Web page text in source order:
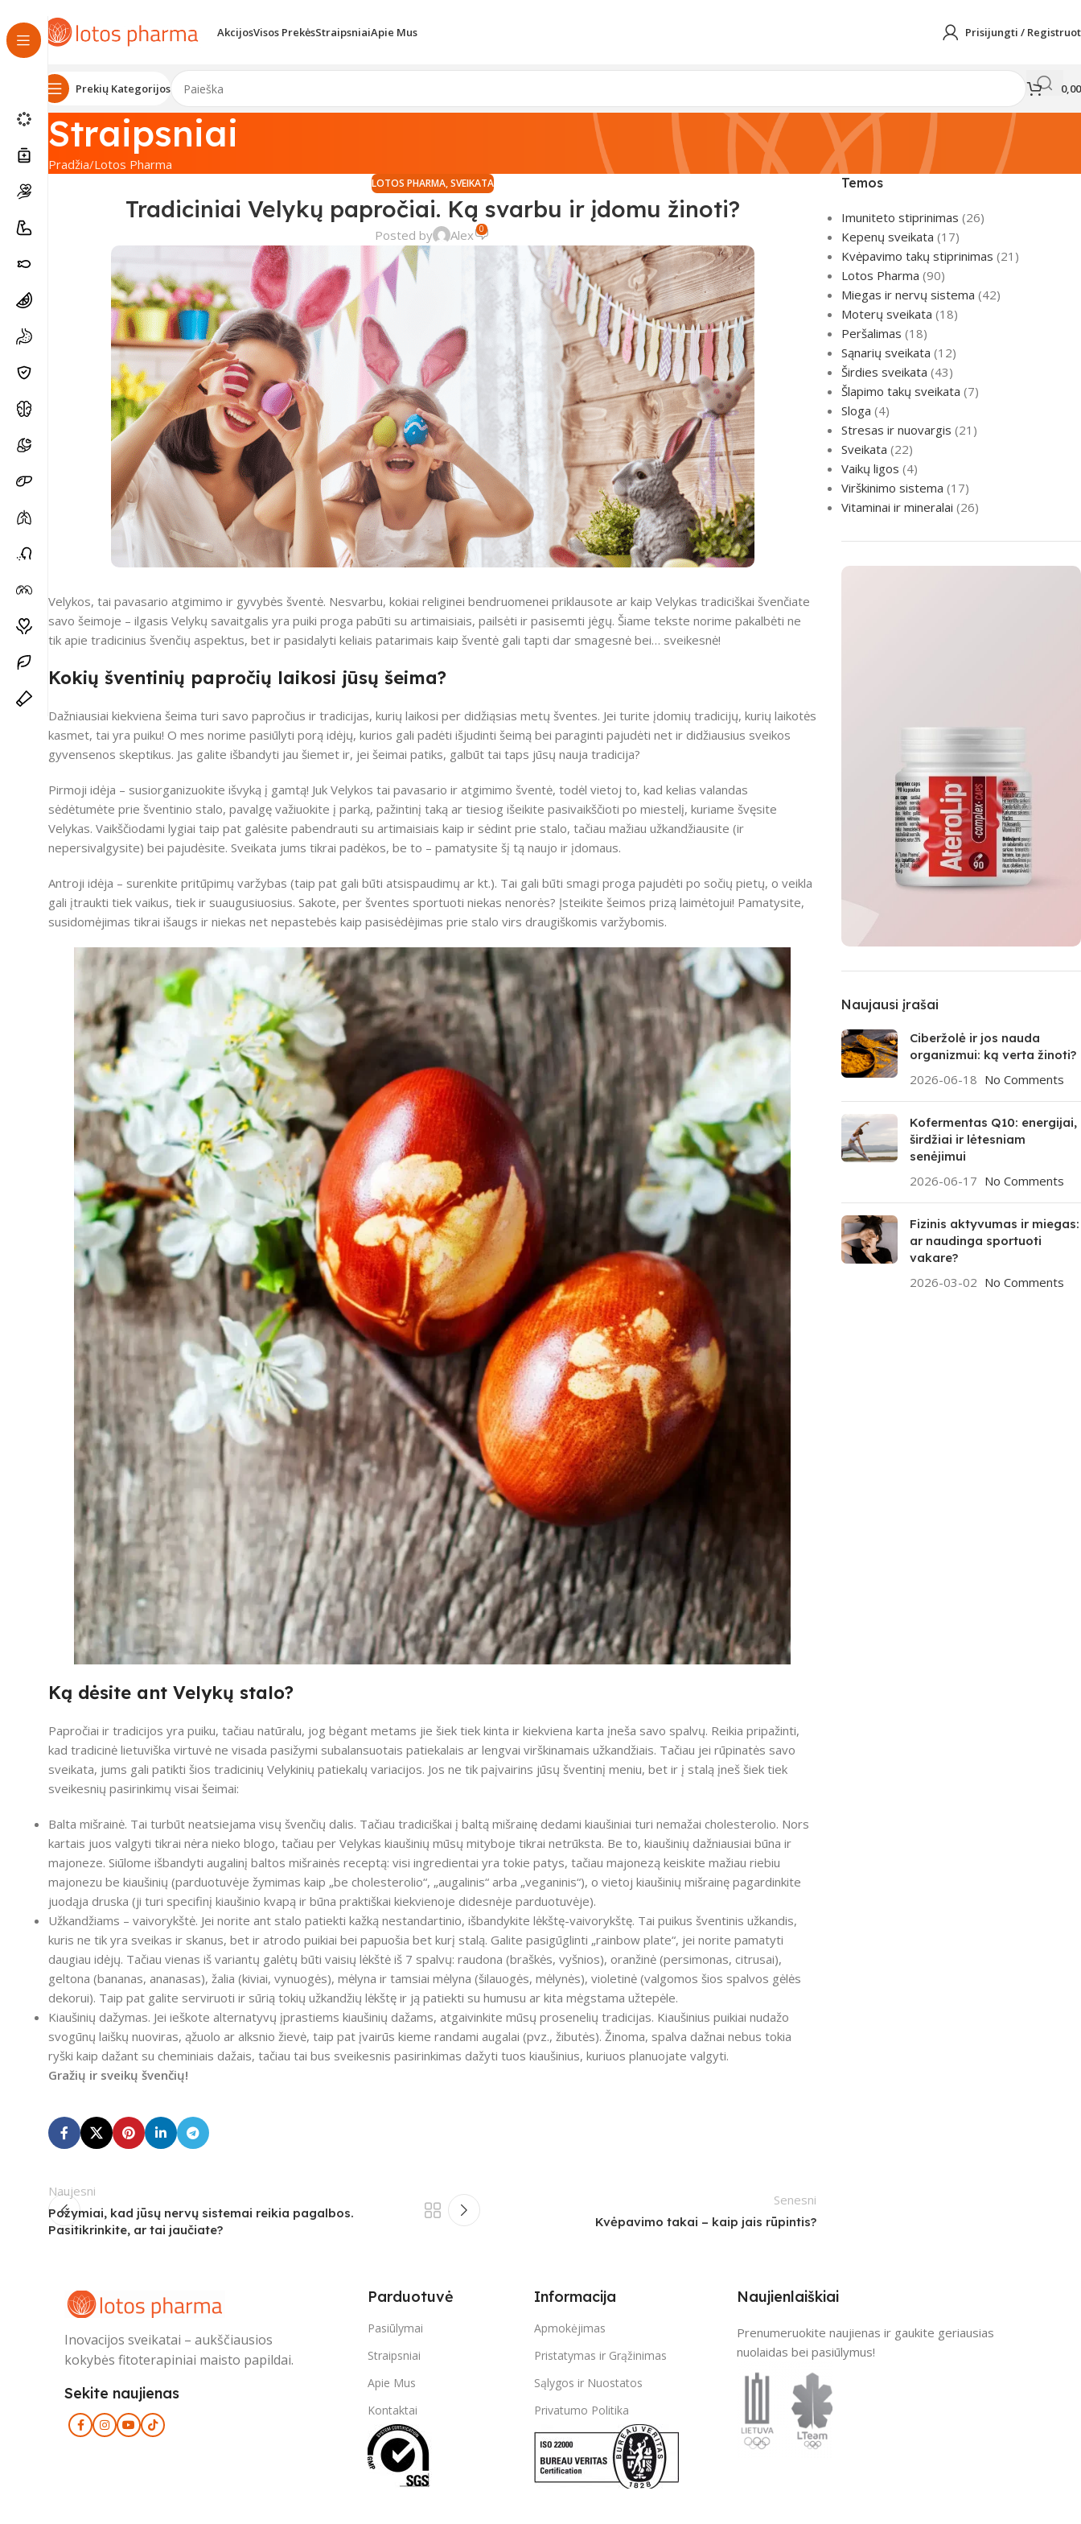
AkcijosVisos PrekėsStraipsniaiApie Mus Prisijungti /
Prekių Kategorijos
Straipsniai
Pradžia Lotos Pharma
LOTOS PHARMA,SVEIKATA
Tradiciniai Velykų papročiai. Ką svarbu ir įdomu žinoti?
Posted by Alex 0
Velykos, tai pavasario atgimimo ir gyvybės šventė. Nesvarbu, kokiai religinei bendruomenei priklausote ar kaip Velykas tradiciškai švenčiate
savo šeimoje – ilgasis Velykų savaitgalis yra puiki proga pabūti su artimaisiais, pailsėti ir pasisemti jėgų. Šiame tekste norime pakalbėti ne
tik apie tradicinius švenčių aspektus, bet ir pasidalyti keliais patarimais kaip šventė gali tapti dar smagesnė bei… sveikesnė!
Kokių šventinių papročių laikosi jūsų šeima?
Dažniausiai kiekviena šeima turi savo papročius ir tradicijas, kurių laikosi per didžiąsias metų šventes. Jei turite įdomių tradicijų, kurių laikotės
kasmet, tai yra puiku! O mes norime pasiūlyti porą idėjų, kurios gali padėti išjudinti šeimą bei paraginti pajudėti net ir didžiausius sveikos
gyvensenos skeptikus. Jas galite išbandyti jau šiemet ir, jei šeimai patiks, galbūt tai taps jūsų nauja tradicija?
Pirmoji idėja – susiorganizuokite išvyką į gamtą! Juk Velykos tai pavasario ir atgimimo šventė, todėl vietoj to, kad kelias valandas
sėdėtumėte prie šventinio stalo, pavalgę važiuokite į parką, pažintinį taką ar tiesiog išeikite pasivaikščioti po miestelį, kuriame švęsite
Velykas. Vaikščiodami lygiai taip pat galėsite pabendrauti su artimaisiais kaip ir sėdint prie stalo, tačiau mažiau užkandžiausite (ir
nepersivalgysite) bei pajudėsite. Sveikata jums tikrai padėkos, be to – pamatysite šį tą naujo ir įdomaus.
Antroji idėja – surenkite pritūpimų varžybas (taip pat gali būti atsispaudimų ar kt.). Tai gali būti smagi proga pajudėti po sočių pietų, o veikla
gali įtraukti tiek vaikus, tiek ir suaugusiuosius. Sakote, per šventes sportuoti niekas nenorės? Įsteikite šeimos prizą laimėtojui! Pamatysite,
susidomėjimas tikrai išaugs ir niekas net nepastebės kaip pasisėdėjimas prie stalo virs draugiškomis varžybomis.
Ką dėsite ant Velykų stalo?
Papročiai ir tradicijos yra puiku, tačiau natūralu, jog bėgant metams jie šiek tiek kinta ir kiekviena karta įneša savo spalvų. Reikia pripažinti,
kad tradicinė lietuviška virtuvė ne visada pasižymi subalansuotais patiekalais ar lengvai virškinamais užkandžiais. Tačiau jei rūpinatės savo
sveikata, jums gali patikti šios tradicinių Velykinių patiekalų variacijos. Jos ne tik paįvairins jūsų šventinį meniu, bet ir į stalą įneš šiek tiek
sveikesnių pasirinkimų visai šeimai:
Balta mišrainė. Tai turbūt neatsiejama visų švenčių dalis. Tačiau tradiciškai į baltą mišrainę dedami kiaušiniai turi nemažai cholesterolio. Nors
kartais juos valgyti tikrai nėra nieko blogo, tačiau per Velykas kiaušinių mūsų mityboje tikrai netrūksta. Be to, kiaušinių dažniausiai būna ir
majoneze. Siūlome išbandyti augalinį baltos mišrainės receptą: visi ingredientai yra tokie patys, tačiau majonezą keiskite mažiau riebiu
majonezu be kiaušinių (parduotuvėje žymimas kaip „be cholesterolio“, „augalinis“ arba „veganinis“), o vietoj kiaušinių mišrainę pagardinkite
juodąja druska (ji turi specifinį kiaušinio kvapą ir būna praktiškai kiekvienoje didesnėje parduotuvėje).
Užkandžiams – vaivorykštė. Jei norite ant stalo patiekti kažką nestandartinio, išbandykite lėkštę-vaivorykštę. Tai puikus šventinis užkandis,
kuris ne tik yra sveikas ir skanus, bet ir atrodo puikiai bei papuošia bet kurį stalą. Galite pasigūglinti „rainbow plate“, jei norite pamatyti
daugiau idėjų. Tačiau vienas iš variantų galėtų būti vaisių lėkštė iš 7 spalvų: raudona (braškės, vyšnios), oranžinė (persimonas, citrusai),
geltona (bananas, ananasas), žalia (kiviai, vynuogės), mėlyna ir tamsiai mėlyna (šilauogės, mėlynės), violetinė (valgomos šios spalvos gėlės
dekorui). Taip pat galite serviruoti ir sūrią tokių užkandžių lėkštę ir ją patiekti su humusu ar kita mėgstama užtepėle.
Kiaušinių dažymas. Jei ieškote alternatyvų įprastiems kiaušinių dažams, atgaivinkite mūsų prosenelių tradicijas. Kiaušinius puikiai nudažo
svogūnų laiškų nuoviras, ąžuolo ar alksnio žievė, taip pat įvairūs kieme randami augalai (pvz., žibutės). Žinoma, spalva dažnai nebus tokia
ryški kaip dažant su cheminiais dažais, tačiau tai bus sveikesnis pasirinkimas dažyti tuos kiaušinius, kuriuos planuojate valgyti.
Gražių ir sveikų švenčių!
Naujesni
Požymiai, kad jūsų nervų sistemai reikia pagalbos.
Pasitikrinkite, ar tai jaučiate?
Senesni
Kvėpavimo takai – kaip jais rūpintis?
Temos
Imuniteto stiprinimas (26)
Kepenų sveikata (17)
Kvėpavimo takų stiprinimas (21)
Lotos Pharma (90)
Miegas ir nervų sistema (42)
Moterų sveikata (18)
Peršalimas (18)
Sąnarių sveikata (12)
Širdies sveikata (43)
Šlapimo takų sveikata (7)
Sloga (4)
Stresas ir nuovargis (21)
Sveikata (22)
Vaikų ligos (4)
Virškinimo sistema (17)
Vitaminai ir mineralai (26)
Aterolip Complex
Pirkti
Naujausi įrašai
Ciberžolė ir jos nauda
organizmui: ką verta žinoti?
2026-06-18 No Comments
Kofermentas Q10: energijai,
širdžiai ir lėtesniam
senėjimui
2026-06-17 No Comments
Fizinis aktyvumas ir miegas:
ar naudinga sportuoti
vakare?
2026-03-02 No Comments
Inovacijos sveikatai – aukščiausios
kokybės fitoterapiniai maisto papildai.
Sekite naujienas
Parduotuvė
Pasiūlymai
Straipsniai
Apie Mus
Kontaktai
Informacija
Apmokėjimas
Pristatymas ir Grąžinimas
Sąlygos ir Nuostatos
Privatumo Politika
Naujienlaiškiai
Prenumeruokite naujienas ir gaukite geriausias
nuolaidas bei pasiūlymus!